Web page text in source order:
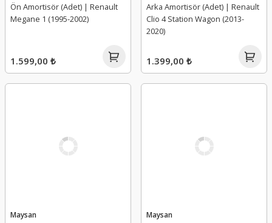
Ön Amortisör (Adet) | Renault
Megane 1 (1995-2002)
1.599,00 ₺
Arka Amortisör (Adet) | Renault
Clio 4 Station Wagon (2013-
2020)
1.399,00 ₺
Maysan Maysan